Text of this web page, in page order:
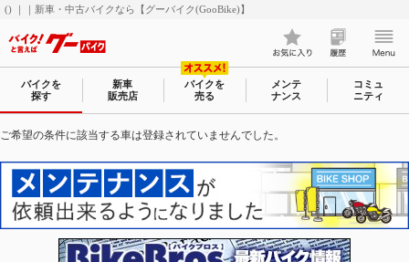
() ｜｜新車・中古バイクなら【グーバイク(GooBike)】
バイクを
探す
新車
販売店
バイクを
売る
メンテ
ナンス
コミュ
ニティ
ご希望の条件に該当する車は登録されていませんでした。